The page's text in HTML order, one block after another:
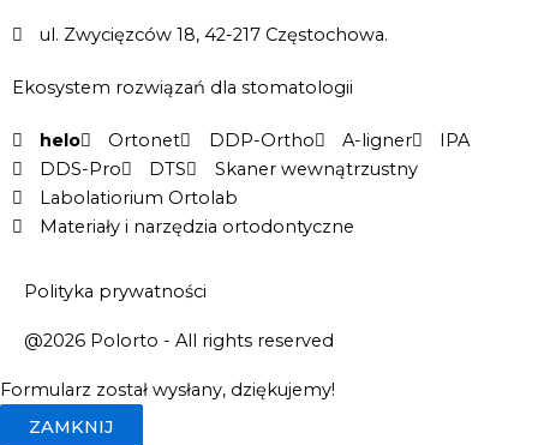
ul. Zwycięzców 18, 42-217 Częstochowa.
Ekosystem rozwiązań dla stomatologii
helo Ortonet DDP-Ortho A-ligner
IPA
DDS-Pro
DTS
Skaner wewnątrzustny
Labolatiorium Ortolab
Materiały i narzędzia ortodontyczne
Polityka prywatności
@2026 Polorto - All rights reserved
Formularz został wysłany, dziękujemy!
ZAMKNIJ